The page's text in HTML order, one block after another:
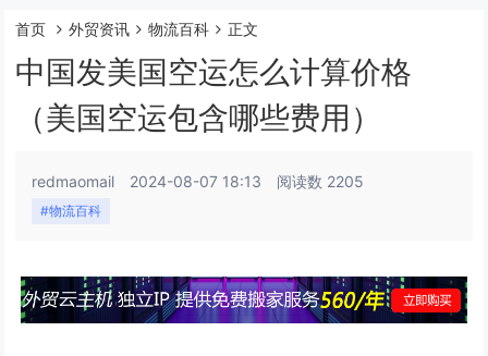
首页 外贸资讯 物流百科 正文
中国发美国空运怎么计算价格
（美国空运包含哪些费用）
redmaomail 2024-08-07 18:13 阅读数 2205
#物流百科